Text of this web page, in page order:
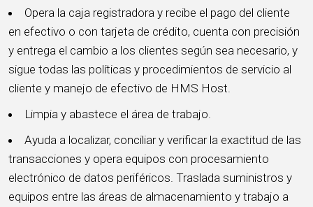
Opera la caja registradora y recibe el pago del cliente
en efectivo o con tarjeta de crédito, cuenta con precisión
y entrega el cambio a los clientes según sea necesario, y
sigue todas las políticas y procedimientos de servicio al
cliente y manejo de efectivo de HMS Host.
Limpia y abastece el área de trabajo.
Ayuda a localizar, conciliar y verificar la exactitud de las
transacciones y opera equipos con procesamiento
electrónico de datos periféricos. Traslada suministros y
equipos entre las áreas de almacenamiento y trabajo a